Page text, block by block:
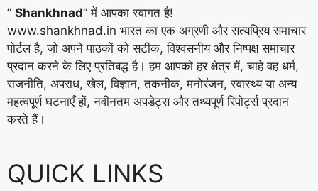
” Shankhnad” में आपका स्वागत है!
www.shankhnad.in भारत का एक अग्रणी और सत्यप्रिय समाचार
पोर्टल है, जो अपने पाठकों को सटीक, विश्वसनीय और निष्पक्ष समाचार
प्रदान करने के लिए प्रतिबद्ध है। हम आपको हर क्षेत्र में, चाहे वह धर्म,
राजनीति, अपराध, खेल, विज्ञान, तकनीक, मनोरंजन, स्वास्थ्य या अन्य
महत्वपूर्ण घटनाएँ हों, नवीनतम अपडेट्स और तथ्यपूर्ण रिपोर्ट्स प्रदान
करते हैं।
QUICK LINKS